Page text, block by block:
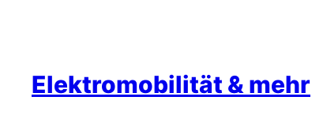
Elektromobilität & mehr